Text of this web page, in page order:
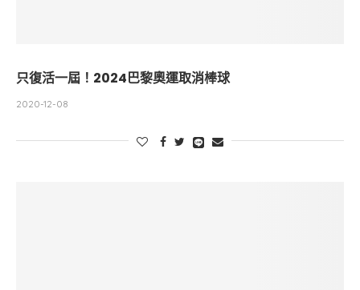
只復活一屆！2024巴黎奧運取消棒球
2020-12-08